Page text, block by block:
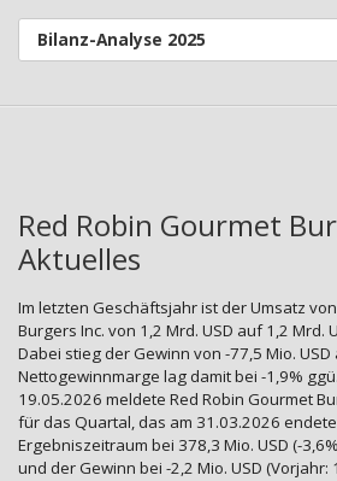
Bilanz-Analyse 2025
Red Robin Gourmet
Aktuelles
Im letzten Geschäftsjahr ist der Umsatz
Burgers Inc. von 1,2 Mrd. USD auf 1,2 Mrd.
Dabei stieg der Gewinn von -77,5 Mio. USD
Nettogewinnmarge lag damit bei -1,9%
19.05.2026 meldete Red Robin Gourmet
für das Quartal, das am 31.03.2026
Ergebniszeitraum bei 378,3 Mio. USD (-
und der Gewinn bei -2,2 Mio. USD (Vorjahr: